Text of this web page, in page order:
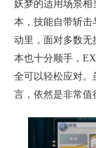
妖梦的适用场景相
本，技能自带斩击
动里，面对多数无
本也十分顺手，
全可以轻松应对。
言，依然是非常值